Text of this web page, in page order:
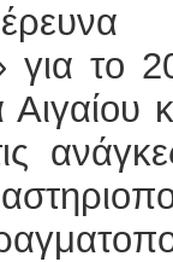
για Holter